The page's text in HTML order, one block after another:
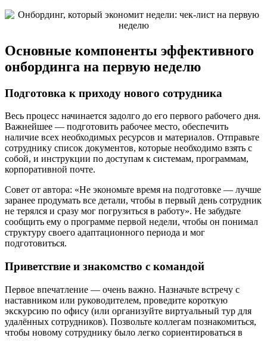
Основные компоненты эффективного
онбординга на первую неделю
Подготовка к приходу нового сотрудника
Весь процесс начинается задолго до его первого рабочего дня.
Важнейшее — подготовить рабочее место, обеспечить
наличие всех необходимых ресурсов и материалов. Отправьте
сотруднику список документов, которые необходимо взять с
собой, и инструкции по доступам к системам, программам,
корпоративной почте.
Совет от автора: «Не экономьте время на подготовке — лучше
заранее продумать все детали, чтобы в первый день сотрудник
не терялся и сразу мог погрузиться в работу». Не забудьте
сообщить ему о программе первой недели, чтобы он понимал
структуру своего адаптационного периода и мог
подготовиться.
Приветствие и знакомство с командой
Первое впечатление — очень важно. Назначьте встречу с
наставником или руководителем, проведите короткую
экскурсию по офису (или организуйте виртуальный тур для
удалённых сотрудников). Позвольте коллегам познакомиться,
чтобы новому сотруднику было легко сориентироваться в